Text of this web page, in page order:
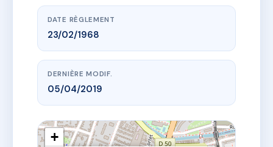
DATE RÈGLEMENT
23/02/1968
DERNIÈRE MODIF.
05/04/2019
+